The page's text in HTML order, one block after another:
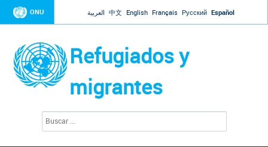
Jump to navigation
ONU العربية 中文 English Français Русский Español
Refugiados y
migrantes
s